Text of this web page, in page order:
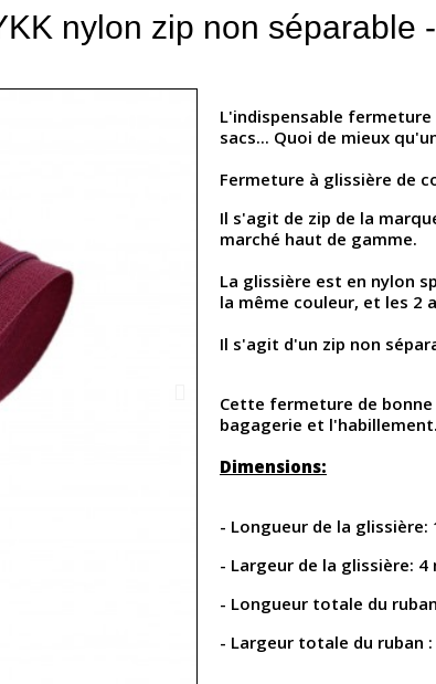
nylon zip non séparable
L'indispensable
sacs... Quoi de mieux
Fermeture à glissière de
Il s'agit de zip de la
marché haut de gamme.
La glissière est en nylon
la même couleur, et les 2
Il s'agit d'un zip non
Cette fermeture de
bagagerie et l'habillement.
Dimensions:
- Longueur de la glissière:
- Largeur de la glissière: 4
- Longueur totale du
- Largeur totale du ruban :